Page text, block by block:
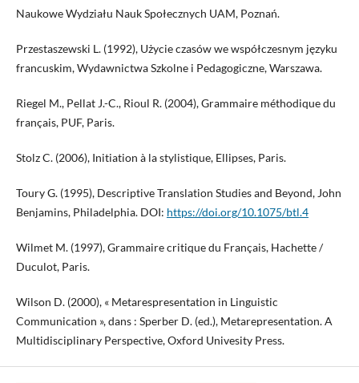
Naukowe Wydziału Nauk Społecznych UAM, Poznań.
Przestaszewski L. (1992), Użycie czasów we współczesnym języku
francuskim, Wydawnictwa Szkolne i Pedagogiczne, Warszawa.
Riegel M., Pellat J.-C., Rioul R. (2004), Grammaire méthodique du
français, PUF, Paris.
Stolz C. (2006), Initiation à la stylistique, Ellipses, Paris.
Toury G. (1995), Descriptive Translation Studies and Beyond, John
Benjamins, Philadelphia. DOI: https://doi.org/10.1075/btl.4
Wilmet M. (1997), Grammaire critique du Français, Hachette /
Duculot, Paris.
Wilson D. (2000), « Metarespresentation in Linguistic
Communication », dans : Sperber D. (ed.), Metarepresentation. A
Multidisciplinary Perspective, Oxford Univesity Press.